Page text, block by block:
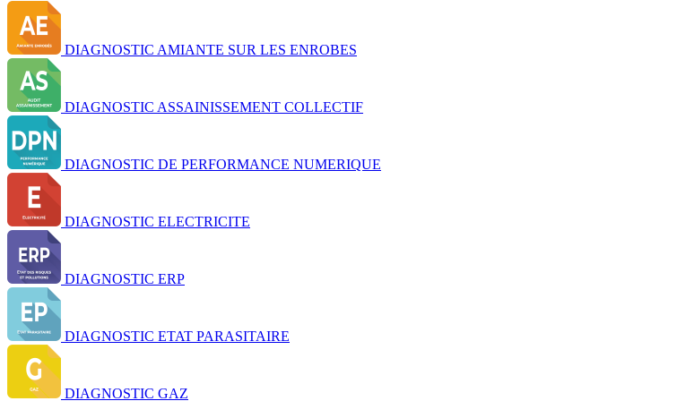
DIAGNOSTIC AMIANTE SUR LES ENROBES
DIAGNOSTIC ASSAINISSEMENT COLLECTIF
DIAGNOSTIC DE PERFORMANCE NUMERIQUE
DIAGNOSTIC ELECTRICITE
DIAGNOSTIC ERP
DIAGNOSTIC ETAT PARASITAIRE
DIAGNOSTIC GAZ